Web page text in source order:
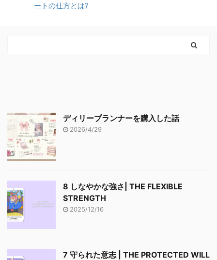
ートの仕方とは?
ディリープランナーを購入した話
2026/4/29
8 しなやかな強さ| THE FLEXIBLE
STRENGTH
2025/12/16
7 守られた意志 | THE PROTECTED WILL